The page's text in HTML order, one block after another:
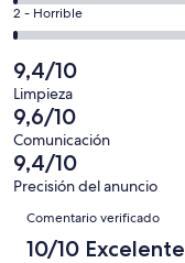
88
con
una
puntuación
de
10
-
Excelente
de
88
con
una
puntuación
de
8
-
Bueno
un
total
de
88
con
una
puntuación
de
6
Normal
de
total
de
88
con
una
puntuación
de
1
comentarios
de
un
total
de
88
con
una
puntuación
de
2 - Horrible
9,4/10
Limpieza
9,6/10
Comunicación
9,4/10
Precisión del anuncio
Comentarios
Comentario verificado
10/10 Excelente